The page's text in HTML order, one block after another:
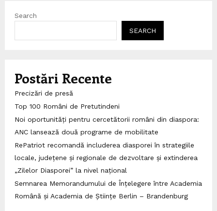
Search
SEARCH
Postări Recente
Precizări de presă
Top 100 Români de Pretutindeni
Noi oportunități pentru cercetătorii români din diaspora:
ANC lansează două programe de mobilitate
RePatriot recomandă includerea diasporei în strategiile
locale, județene și regionale de dezvoltare și extinderea
„Zilelor Diasporei” la nivel național
Semnarea Memorandumului de Înțelegere între Academia
Română și Academia de Științe Berlin – Brandenburg